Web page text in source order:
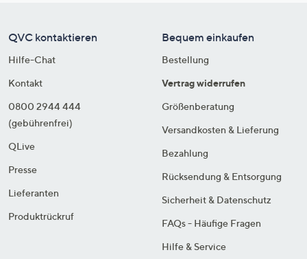
QVC kontaktieren
Hilfe-Chat
Kontakt
0800 2944 444
(gebührenfrei)
QLive
Presse
Lieferanten
Produktrückruf
Bequem einkaufen
Bestellung
Vertrag widerrufen
Größenberatung
Versandkosten & Lieferung
Bezahlung
Rücksendung & Entsorgung
Sicherheit & Datenschutz
FAQs - Häufige Fragen
Hilfe & Service